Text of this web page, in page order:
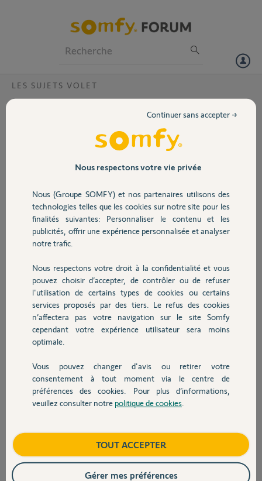
Volet
Sécurité
Domotique
Chauffage
Autres produits
Devis avec un pro
Contact
LES SUJETS VOLET
Modification / consultation détails scénario
J'ai besoin de modifier les scénarios que j'ai créé et je ne trouve pas
comment (ni dans l'appli, l'aide, les tutos, le forum) ?
des volets par exemple) pour pouvoir le refaire en intégrant les
modifications dont j'ai besoin.
Merci !
Ana P.
il y a presque 2 ans
Participer au fil de discussion
Bonjour
Connectez-vous sur la Switch, cliquez sur les "...", puis sur "Aide &
Jean-Luc B. il y a presque 2 ans
Nous respectons votre vie privée
Nous (Groupe SOMFY) et nos partenaires utilisons des
technologies telles que les cookies sur notre site pour les
finalités suivantes: Personnaliser le contenu et les
publicités, offrir une expérience personnalisée et analyser
notre trafic.
Nous respectons votre droit à la confidentialité et vous
pouvez choisir d’accepter, de contrôler ou de refuser
l'utilisation de certains types de cookies ou certains
services proposés par des tiers. Le refus des cookies
n’affectera pas votre navigation sur le site Somfy
cependant votre expérience utilisateur sera moins
optimale.
Vous pouvez changer d'avis ou retirer votre
consentement à tout moment via le centre de
préférences des cookies. Pour plus d’informations,
veuillez consulter notre politique de cookies
Continuer sans accepter →
TOUT ACCEPTER
Gérer mes préférences